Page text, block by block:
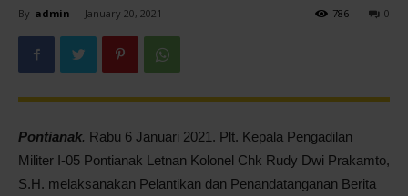
By admin - January 20, 2021 0
786
Pontianak. Rabu 6 Januari 2021. Plt. Kepala Pengadilan
Militer I-05 Pontianak Letnan Kolonel Chk Rudy Dwi Prakamto,
S.H. melaksanakan Pelantikan dan Penandatanganan Berita